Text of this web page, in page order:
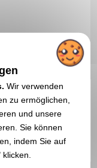
Wir verwenden
zu ermöglichen,
und unsere
Sie können
indem Sie auf